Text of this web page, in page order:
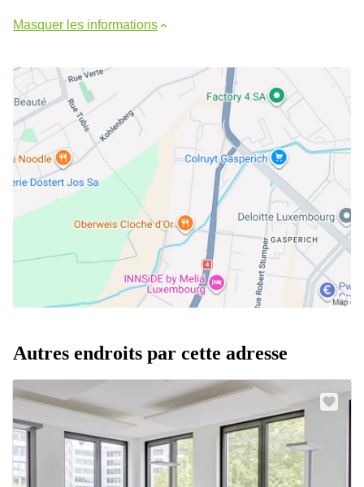
Masquer les informations
Autres endroits par cette adresse